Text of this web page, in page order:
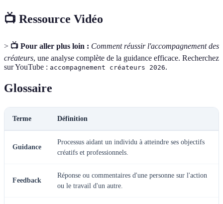
📺 Ressource Vidéo
> 📺 Pour aller plus loin : Comment réussir l'accompagnement des
créateurs, une analyse complète de la guidance efficace. Recherchez
sur YouTube : accompagnement créateurs 2026.
Glossaire
Terme Définition
Guidance
Processus aidant un individu à atteindre ses objectifs
créatifs et professionnels.
Feedback
Réponse ou commentaires d'une personne sur l'action
ou le travail d'un autre.